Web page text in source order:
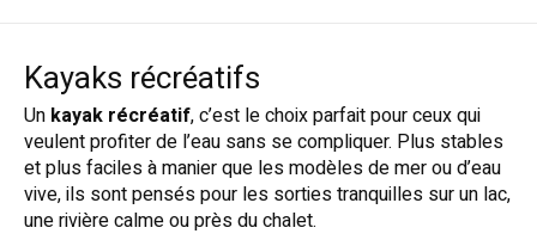
Kayaks récréatifs
Un kayak récréatif, c’est le choix parfait pour ceux qui
veulent profiter de l’eau sans se compliquer. Plus stables
et plus faciles à manier que les modèles de mer ou d’eau
vive, ils sont pensés pour les sorties tranquilles sur un lac,
une rivière calme ou près du chalet.